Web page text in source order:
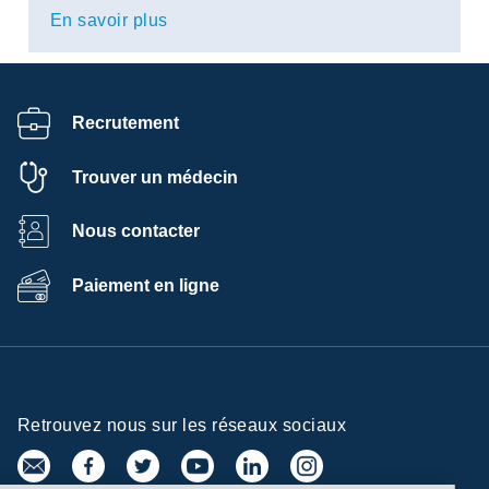
En savoir plus
Recrutement
Trouver un médecin
Nous contacter
Paiement en ligne
Retrouvez nous sur les réseaux sociaux